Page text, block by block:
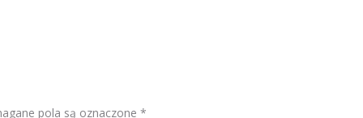
pola są oznaczone *